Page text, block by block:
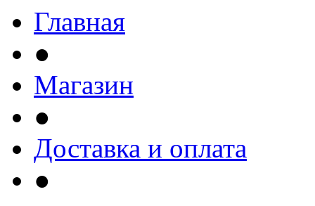
Главная
●
Магазин
●
Доставка и оплата
●